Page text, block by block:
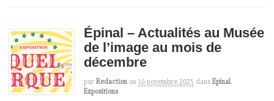
Épinal – Actualités au Musée
de l’image au mois de
décembre
par Redaction on 16 novembre 2025 dans Epinal,
Expositions